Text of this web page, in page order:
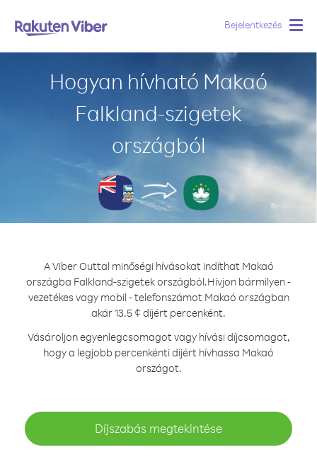
Bejelentkezés
Hogyan hívható Makaó
Falkland-szigetek
országból
A Viber Outtal minőségi hívásokat indíthat Makaó
országba Falkland-szigetek országból.Hívjon bármilyen -
vezetékes vagy mobil - telefonszámot Makaó országban
akár 13.5 ¢ díjért percenként.
Vásároljon egyenlegcsomagot vagy hívási díjcsomagot,
hogy a legjobb percenkénti díjért hívhassa Makaó
országot.
Díjszabás megtekintése